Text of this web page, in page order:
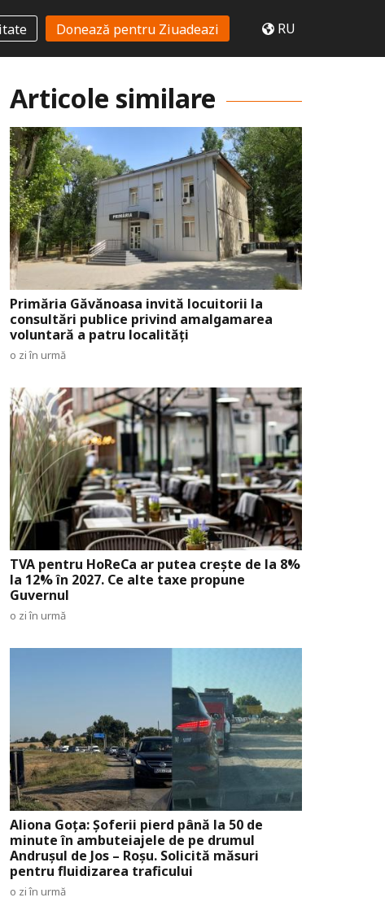
Donează pentru Ziuadeazi RU
Articole similare
Primăria Găvănoasa invită locuitorii la
consultări publice privind amalgamarea
voluntară a patru localități
o zi în urmă
TVA pentru HoReCa ar putea crește de la 8%
la 12% în 2027. Ce alte taxe propune
Guvernul
o zi în urmă
Aliona Goța: Șoferii pierd până la 50 de
minute în ambuteiajele de pe drumul
Andrușul de Jos – Roșu. Solicită măsuri
pentru fluidizarea traficului
o zi în urmă